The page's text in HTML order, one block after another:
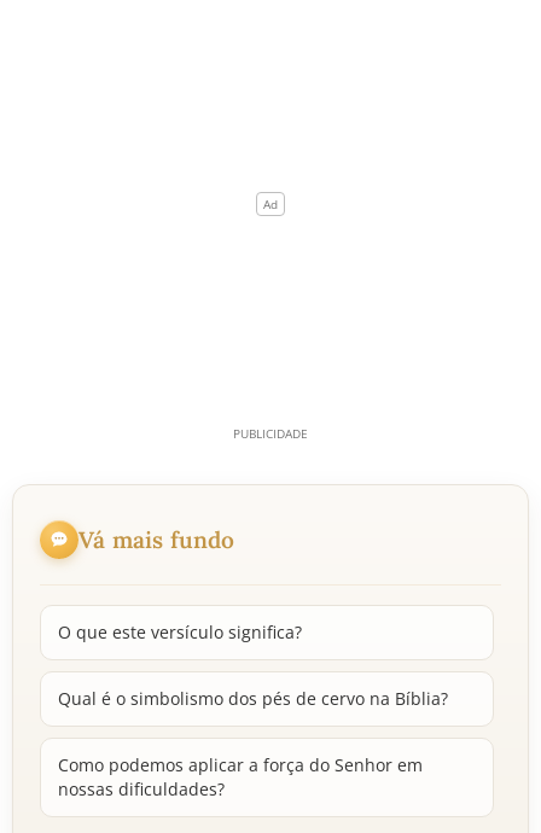
Vá mais fundo
O que este versículo significa?
Qual é o simbolismo dos pés de cervo na Bíblia?
Como podemos aplicar a força do Senhor em
nossas dificuldades?